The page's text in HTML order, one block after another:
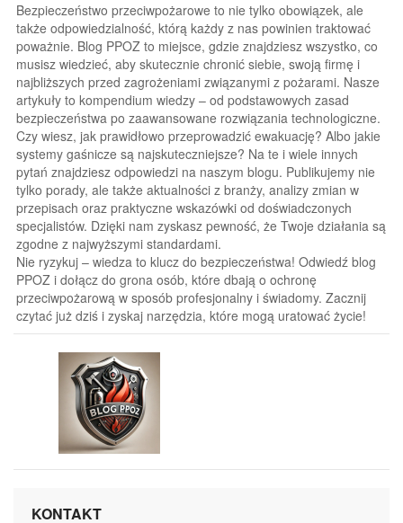
Bezpieczeństwo przeciwpożarowe to nie tylko obowiązek, ale
także odpowiedzialność, którą każdy z nas powinien traktować
poważnie. Blog PPOZ to miejsce, gdzie znajdziesz wszystko, co
musisz wiedzieć, aby skutecznie chronić siebie, swoją firmę i
najbliższych przed zagrożeniami związanymi z pożarami. Nasze
artykuły to kompendium wiedzy – od podstawowych zasad
bezpieczeństwa po zaawansowane rozwiązania technologiczne.
Czy wiesz, jak prawidłowo przeprowadzić ewakuację? Albo jakie
systemy gaśnicze są najskuteczniejsze? Na te i wiele innych
pytań znajdziesz odpowiedzi na naszym blogu. Publikujemy nie
tylko porady, ale także aktualności z branży, analizy zmian w
przepisach oraz praktyczne wskazówki od doświadczonych
specjalistów. Dzięki nam zyskasz pewność, że Twoje działania są
zgodne z najwyższymi standardami.
Nie ryzykuj – wiedza to klucz do bezpieczeństwa! Odwiedź blog
PPOZ i dołącz do grona osób, które dbają o ochronę
przeciwpożarową w sposób profesjonalny i świadomy. Zacznij
czytać już dziś i zyskaj narzędzia, które mogą uratować życie!
KONTAKT